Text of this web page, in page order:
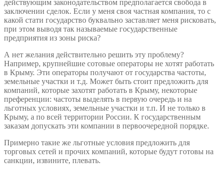
действующим законодательством предполагается свобода в
заключении сделок. Если у меня своя частная компания, то с
какой стати государство буквально заставляет меня рисковать,
при этом выводя так называемые государственные
предприятия из зоны риска?
А нет желания действительно решить эту проблему?
Например, крупнейшие сотовые операторы не хотят работать
в Крыму. Эти операторы получают от государства частоты,
земельные участки и т.д. Может быть стоит предложить для
компаний, которые захотят работать в Крыму, некоторые
преференции: частоты выделять в первую очередь и на
льготных условиях, земельные участки и т.п. И не только в
Крыму, а по всей территории России. К государственным
заказам допускать эти компании в первоочередной порядке.
Примерно такие же льготные условия предложить для
торговых сетей и прочих компаний, которые будут готовы на
санкции, извините, плевать.